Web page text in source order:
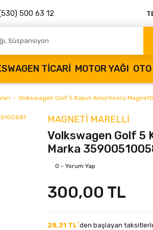
500 63 12
TICARI MOTOR YAĞI
Volkswagen Golf 5 Kaput Amortisörü
MAGNETI MARELLI
Volkswagen Golf 5
Marka
0 - Yorum Yap
300,00 TL
28,31 TL`den başlayan